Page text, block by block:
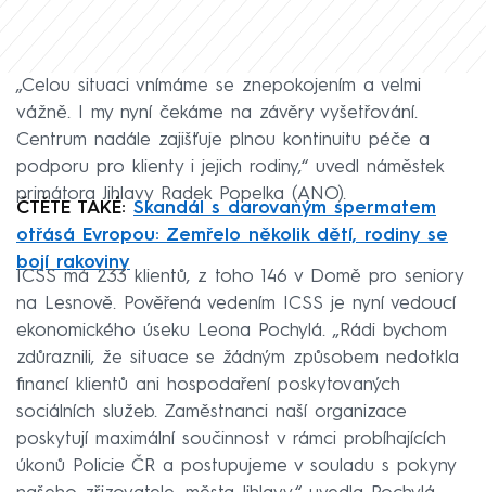
„Celou situaci vnímáme se znepokojením a velmi
vážně. I my nyní čekáme na závěry vyšetřování.
Centrum nadále zajišťuje plnou kontinuitu péče a
podporu pro klienty i jejich rodiny,“ uvedl náměstek
primátora Jihlavy Radek Popelka (ANO).
ČTĚTE TAKÉ: Skandál s darovaným spermatem
otřásá Evropou: Zemřelo několik dětí, rodiny se
bojí rakoviny
ICSS má 233 klientů, z toho 146 v Domě pro seniory
na Lesnově. Pověřená vedením ICSS je nyní vedoucí
ekonomického úseku Leona Pochylá. „Rádi bychom
zdůraznili, že situace se žádným způsobem nedotkla
financí klientů ani hospodaření poskytovaných
sociálních služeb. Zaměstnanci naší organizace
poskytují maximální součinnost v rámci probíhajících
úkonů Policie ČR a postupujeme v souladu s pokyny